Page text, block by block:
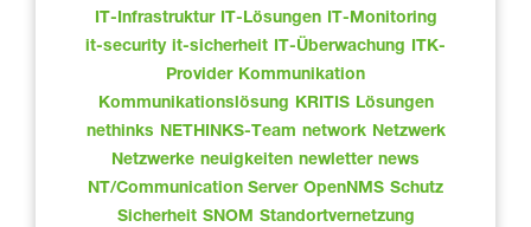
IT-Infrastruktur IT-Lösungen IT-Monitoring
it-security it-sicherheit IT-Überwachung
ITK-
Provider Kommunikation
Kommunikationslösung
KRITIS Lösungen
nethinks NETHINKS-Team network Netzwerk
Netzwerke neuigkeiten newletter news
NT/Communication Server OpenNMS Schutz
Sicherheit SNOM Standortvernetzung